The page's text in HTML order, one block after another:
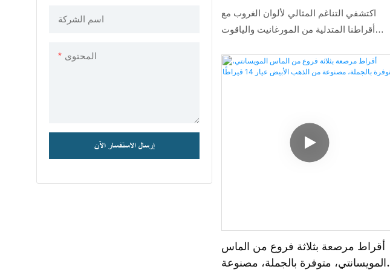
اسم الشركة
المحتوى
إرسال الاستفسار الآن
والياقوت البادبارادشا
اكتشفي التناغم المثالي لألوان الغروب مع
أقراطنا المتدلية من المورغانيت والياقوت
خصيصًا بتناغم رائع بين أحجار المورغانيت
الوردية الناعمة ذات القطع الزمردي وأحجار
عيار 18 قيراطًا، وتتميز بتصميمها المتدلي الأنيق
الذي يُضفي طولًا على الرقبة ويعكس الضوء مع
كل حركة. سواءً كنتِ تستعدين لمناسبة رسمية
أقراط مرصعة بثلاثة فروع من الماس
المويسانتي، متوفرة بالجملة، مصنوعة